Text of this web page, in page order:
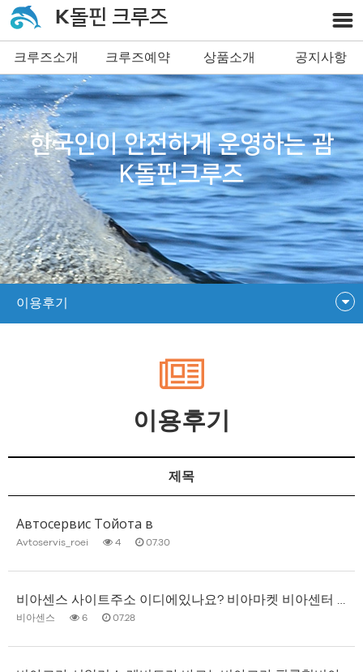
K돌핀 크루즈
크루즈소개 크루즈예약 상품소개 공지사항
한국인이 안전하게 운영하는 괌
K돌핀크루즈
이용후기
이용후기
제목
Автосервис Тойота в
Avtoservis_roei 4 07.30
비아센스 6 07.28